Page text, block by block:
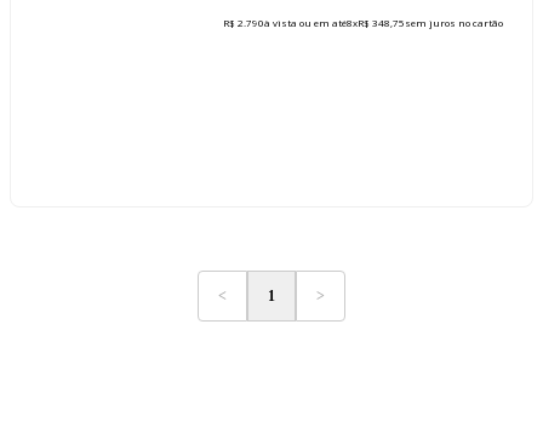
R$ 2.790à vista ou em até8xR$ 348,75sem juros no cartão
< 1 >